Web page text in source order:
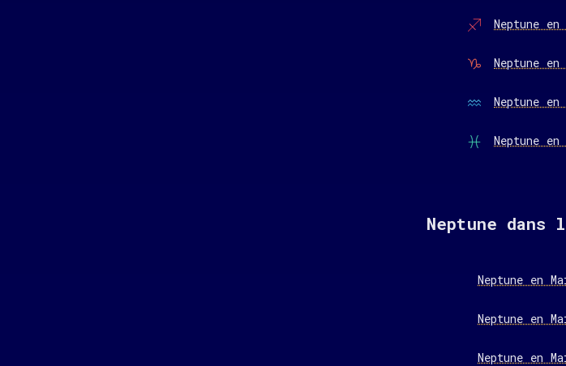
Neptune
Neptune
Neptune en
Neptune
Neptune dans
Neptune en
Neptune en
Neptune en